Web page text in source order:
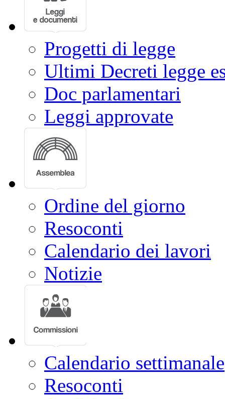
Progetti di legge
Ultimi Decreti legge
Doc parlamentari
Leggi approvate
Ordine del giorno
Resoconti
Calendario dei lavori
Notizie